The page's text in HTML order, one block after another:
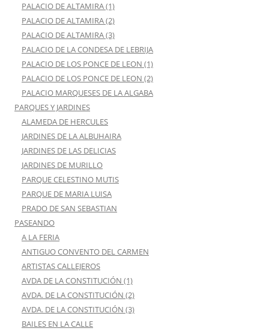
PALACIO DE ALTAMIRA (1)
PALACIO DE ALTAMIRA (2)
PALACIO DE ALTAMIRA (3)
PALACIO DE LA CONDESA DE LEBRIJA
PALACIO DE LOS PONCE DE LEON (1)
PALACIO DE LOS PONCE DE LEON (2)
PALACIO MARQUESES DE LA ALGABA
PARQUES Y JARDINES
ALAMEDA DE HERCULES
JARDINES DE LA ALBUHAIRA
JARDINES DE LAS DELICIAS
JARDINES DE MURILLO
PARQUE CELESTINO MUTIS
PARQUE DE MARIA LUISA
PRADO DE SAN SEBASTIAN
PASEANDO
A LA FERIA
ANTIGUO CONVENTO DEL CARMEN
ARTISTAS CALLEJEROS
AVDA DE LA CONSTITUCIÓN (1)
AVDA. DE LA CONSTITUCIÓN (2)
AVDA. DE LA CONSTITUCIÓN (3)
BAILES EN LA CALLE